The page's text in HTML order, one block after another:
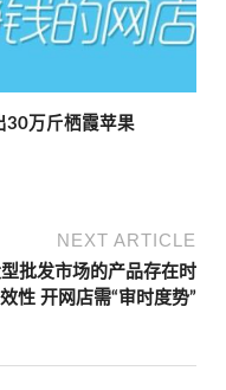
30万斤栖霞苹果
NEXT ARTICLE
批发市场的产品存在时
效性 开网店需“审时度势”